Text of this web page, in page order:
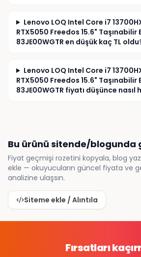
Lenovo LOQ Intel Core i7
RTX5050 Freedos 15.6"
83JE00WGTR en düşük kaç TL
Lenovo LOQ Intel Core i7
RTX5050 Freedos 15.6"
83JE00WGTR fiyatı düşünce nasıl
Bu ürünü sitende/blogunda
Fiyat geçmişi rozetini kopyala, blog
ekle — okuyucuların güncel fiyata ve
analizine ulaşsın.
Siteme ekle / Alıntıla
Fırsatları